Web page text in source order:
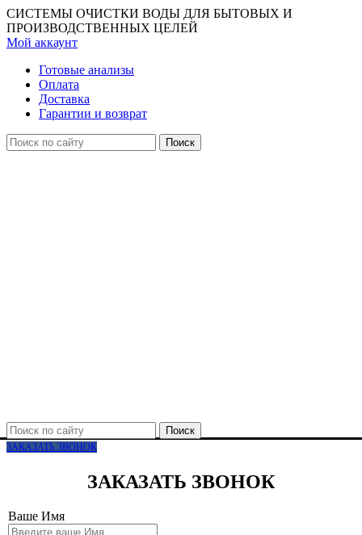
СИСТЕМЫ ОЧИСТКИ ВОДЫ ДЛЯ БЫТОВЫХ И
ПРОИЗВОДСТВЕННЫХ ЦЕЛЕЙ
Мой аккаунт
Готовые анализы
Оплата
Доставка
Гарантии и возврат
Поиск
Поиск
ЗАКАЗАТЬ ЗВОНОК
ЗАКАЗАТЬ ЗВОНОК
Ваше Имя